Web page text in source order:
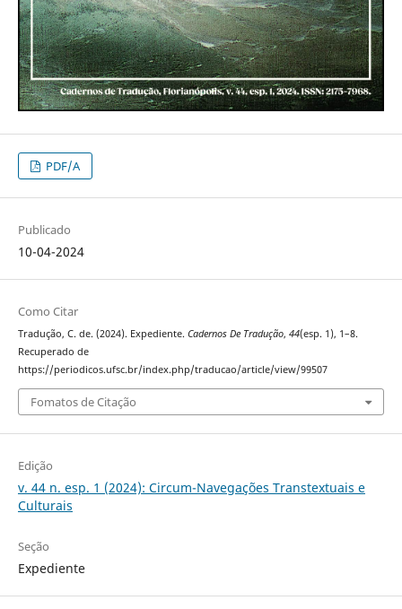
PDF/A
Publicado
10-04-2024
Como Citar
Tradução, C. de. (2024). Expediente. Cadernos De Tradução, 44(esp. 1), 1–8.
Recuperado de
https://periodicos.ufsc.br/index.php/traducao/article/view/99507
Fomatos de Citação
Edição
v. 44 n. esp. 1 (2024): Circum-Navegações Transtextuais e
Culturais
Seção
Expediente